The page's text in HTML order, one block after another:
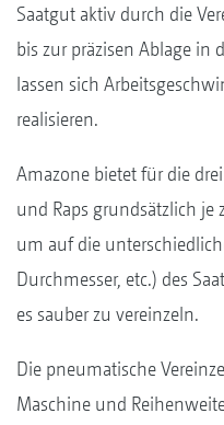
Saatgut aktiv durch die
bis zur präzisen Ablage in
lassen sich
realisieren.
Amazone bietet für die
und Raps grundsätzlich je
um auf die
Durchmesser, etc.) des
es sauber zu vereinzeln.
Die pneumatische
Maschine und